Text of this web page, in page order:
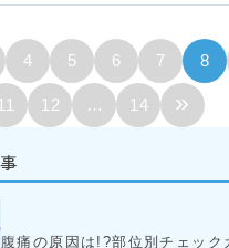
4 5 6 7 8
11 12 … 14 »
腹痛の原因は!?部位別チェック